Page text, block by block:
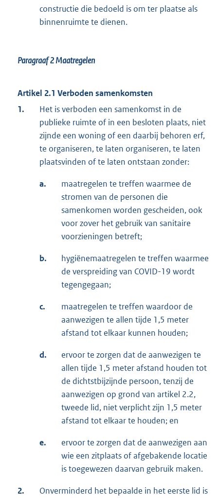
constructie die bedoeld is om ter plaatse als
binnenruimte te dienen.
Paragraaf 2Maatregelen
Artikel 2.1 Verboden samenkomsten
1.
Het is verboden een samenkomst in de
publieke ruimte of in een besloten plaats, niet
zijnde een woning of een daarbij behoren erf,
te organiseren, te laten organiseren, te laten
plaatsvinden of te laten ontstaan zonder:
a.
maatregelen te treffen waarmee de
stromen van de personen die
samenkomen worden gescheiden, ook
voor zover het gebruik van sanitaire
voorzieningen betreft;
b.
hygiënemaatregelen te treffen waarmee
de verspreiding van COVID-19 wordt
tegengegaan;
c.
maatregelen te treffen waardoor de
aanwezigen te allen tijde 1,5 meter
afstand tot elkaar kunnen houden;
d.
ervoor te zorgen dat de aanwezigen te
allen tijde 1,5 meter afstand houden tot
de dichtstbijzijnde persoon, tenzij de
aanwezigen op grond van artikel 2.2,
tweede lid, niet verplicht zijn 1,5 meter
afstand tot elkaar te houden; en
e.
ervoor te zorgen dat de aanwezigen aan
wie een zitplaats of afgebakende locatie
is toegewezen daarvan gebruik maken.
2.
Onverminderd het bepaalde in het eerste lid is